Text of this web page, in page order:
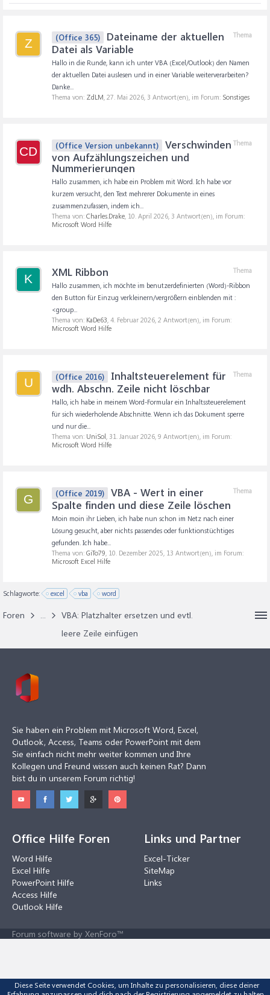
Z
Thema
(Office 365)
Dateiname der aktuellen
Datei als Variable
Hallo in die Runde, kann ich unter VBA (Excel/Outlook) den Namen
der aktuellen Datei auslesen und in einer Variable weiterverarbeiten?
Danke...
Thema von: ZdLM, 27. Mai 2026, 3 Antwort(en), im Forum: Sonstiges
CD
Thema
(Office Version unbekannt)
Verschwinden
von Aufzählungszeichen und
Nummerierungen
Hallo zusammen, ich habe ein Problem mit Word. Ich habe vor
kurzem versucht, den Text mehrerer Dokumente in eines
zusammenzufassen, indem ich...
Thema von: Charles.Drake, 10. April 2026, 3 Antwort(en), im Forum:
Microsoft Word Hilfe
K
Thema
XML Ribbon
Hallo zusammen, ich möchte im benutzerdefinierten (Word)-Ribbon
den Button für Einzug verkleinern/vergrößern einblenden mit :
<group...
Thema von: KaDe63, 4. Februar 2026, 2 Antwort(en), im Forum:
Microsoft Word Hilfe
U
Thema
(Office 2016)
Inhaltsteuerelement für
wdh. Abschn. Zeile nicht löschbar
Hallo, ich habe in meinem Word-Formular ein Inhaltssteuerelement
für sich wiederholende Abschnitte. Wenn ich das Dokument sperre
und nur die...
Thema von: UniSol, 31. Januar 2026, 9 Antwort(en), im Forum:
Microsoft Word Hilfe
G
Thema
(Office 2019)
VBA - Wert in einer
Spalte finden und diese Zeile löschen
Moin moin ihr Lieben, ich habe nun schon im Netz nach einer
Lösung gesucht, aber nichts passendes oder funktionstüchtiges
gefunden. Ich habe...
Thema von: GiTo79, 10. Dezember 2025, 13 Antwort(en), im Forum:
Microsoft Excel Hilfe
Schlagworte: excel vba word
Foren ...
VBA: Platzhalter ersetzen und evtl.
leere Zeile einfügen
Sie haben ein Problem mit Microsoft Word, Excel,
Outlook, Access, Teams oder PowerPoint mit dem
Sie einfach nicht mehr weiter kommen und Ihre
Kollegen und Freund wissen auch keinen Rat? Dann
bist du in unserem Forum richtig!
Office Hilfe Foren
Word Hilfe
Excel Hilfe
PowerPoint Hilfe
Access Hilfe
Outlook Hilfe
Links und Partner
Excel-Ticker
SiteMap
Links
Forum software by XenForo™
Diese Seite verwendet Cookies, um Inhalte zu personalisieren, diese deiner